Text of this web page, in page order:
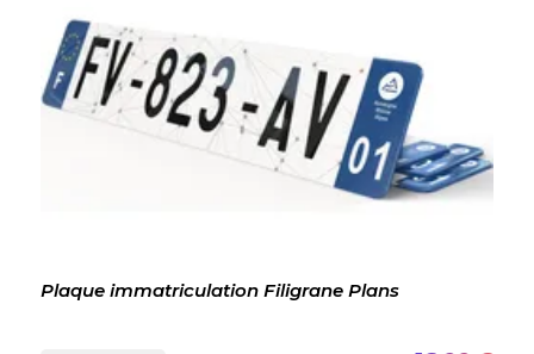
Plaque immatriculation Filigrane Plans